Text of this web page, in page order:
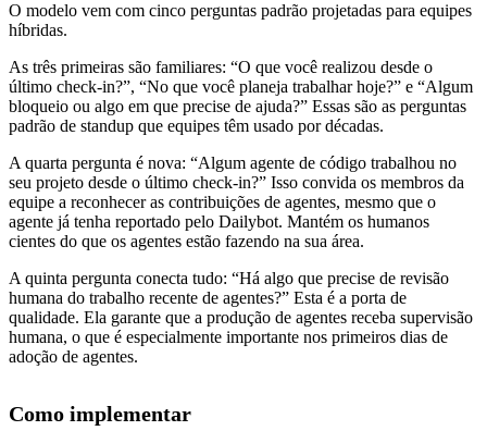
O modelo vem com cinco perguntas padrão projetadas para equipes
híbridas.
As três primeiras são familiares: “O que você realizou desde o
último check-in?”, “No que você planeja trabalhar hoje?” e “Algum
bloqueio ou algo em que precise de ajuda?” Essas são as perguntas
padrão de standup que equipes têm usado por décadas.
A quarta pergunta é nova: “Algum agente de código trabalhou no
seu projeto desde o último check-in?” Isso convida os membros da
equipe a reconhecer as contribuições de agentes, mesmo que o
agente já tenha reportado pelo Dailybot. Mantém os humanos
cientes do que os agentes estão fazendo na sua área.
A quinta pergunta conecta tudo: “Há algo que precise de revisão
humana do trabalho recente de agentes?” Esta é a porta de
qualidade. Ela garante que a produção de agentes receba supervisão
humana, o que é especialmente importante nos primeiros dias de
adoção de agentes.
Como implementar